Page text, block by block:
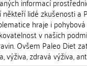
někteří lidé zkušenosti a
hraje i
v našich
Ovšem Paleo Diet
výživa, zdravá výživa,